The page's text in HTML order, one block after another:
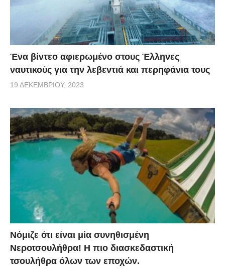
Ένα βίντεο αφιερωμένο στους Έλληνες
ναυτικούς για την λεβεντιά και περηφάνια τους
19 ΔΕΚΕΜΒΡΊΟΥ, 2023
Νόμιζε ότι είναι μία συνηθισμένη
Νεροτσουλήθρα! Η πιο διασκεδαστική
τσουλήθρα όλων των εποχών.